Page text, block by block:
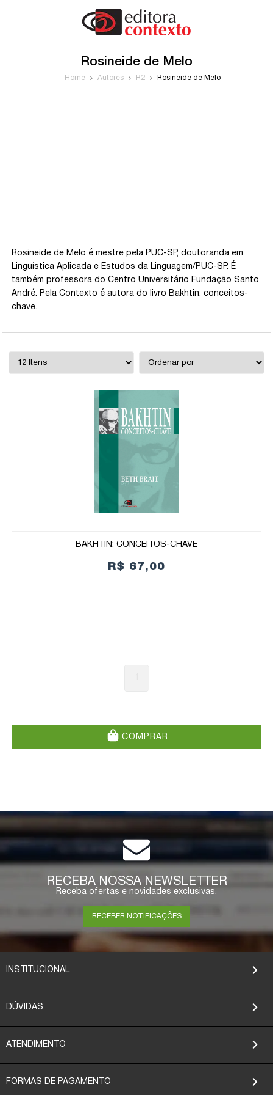
Rosineide de Melo
Home Autores R2 Rosineide de Melo
Rosineide de Melo é mestre pela PUC-SP, doutoranda em
Linguística Aplicada e Estudos da Linguagem/PUC-SP. É
também professora do Centro Universitário Fundação Santo
André. Pela Contexto é autora do livro Bakhtin: conceitos-
chave.
BAKHTIN: CONCEITOS-CHAVE
R$ 67,00
COMPRAR
RECEBA NOSSA NEWSLETTER
Receba ofertas e novidades exclusivas.
RECEBER NOTIFICAÇÕES
INSTITUCIONAL
DÚVIDAS
ATENDIMENTO
FORMAS DE PAGAMENTO